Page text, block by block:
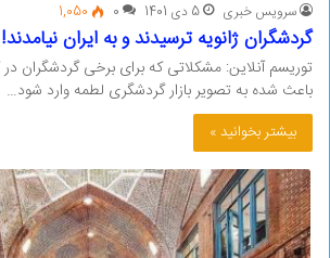
سرویس خبری 5 دی 1401 0
1,050
گردشگران ژانویه ترسیدند و به ایران نیامدند!
توریسم آنلاین: مشکلاتی که برای برخی گردشگران
باعث شده به تصویر بازار گردشگری لطمه وارد شود…
بیشتر بخوانید »